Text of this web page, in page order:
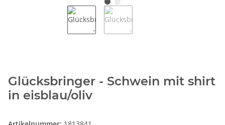
Glücksbringer - Schwein mit shirt
in eisblau/oliv